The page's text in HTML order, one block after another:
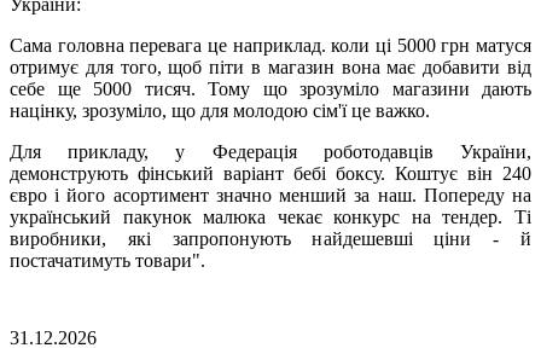
України:
Сама головна перевага це наприклад. коли ці 5000 грн матуся
отримує для того, щоб піти в магазин вона має добавити від
себе ще 5000 тисяч. Тому що зрозуміло магазини дають
націнку, зрозуміло, що для молодою сім'ї це важко.
Для прикладу, у Федерація роботодавців України,
демонструють фінський варіант бебі боксу. Коштує він 240
євро і його асортимент значно менший за наш. Попереду на
український пакунок малюка чекає конкурс на тендер. Ті
виробники, які запропонують найдешевші ціни - й
постачатимуть товари".
31.12.2026